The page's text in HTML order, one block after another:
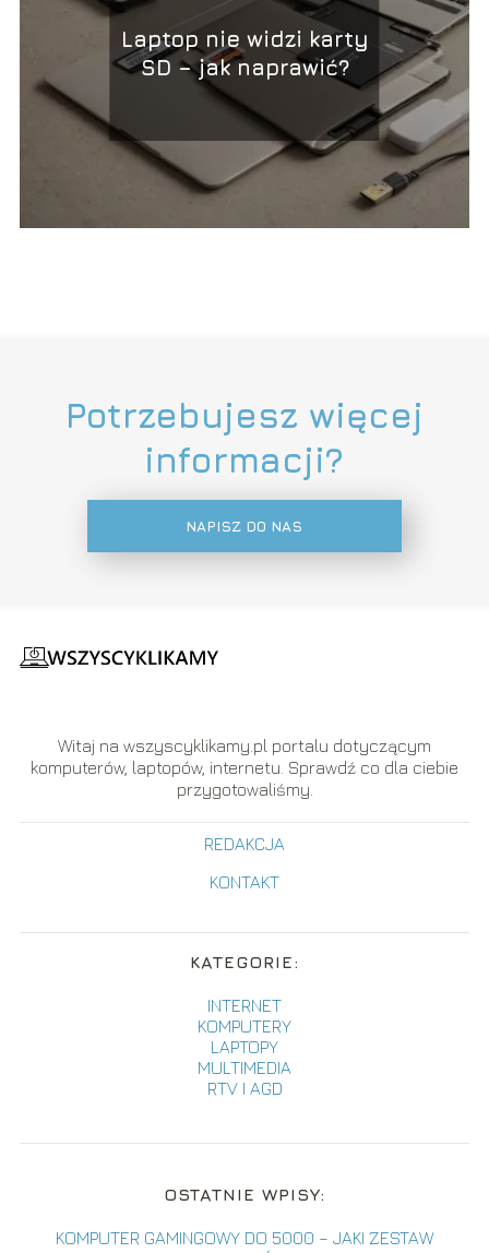
Laptop nie widzi karty
SD – jak naprawić?
Potrzebujesz więcej
informacji?
NAPISZ DO NAS
Witaj na wszyscyklikamy.pl portalu dotyczącym
komputerów, laptopów, internetu. Sprawdź co dla ciebie
przygotowaliśmy.
REDAKCJA
KONTAKT
KATEGORIE:
INTERNET
KOMPUTERY
LAPTOPY
MULTIMEDIA
RTV I AGD
OSTATNIE WPISY:
KOMPUTER GAMINGOWY DO 5000 – JAKI ZESTAW